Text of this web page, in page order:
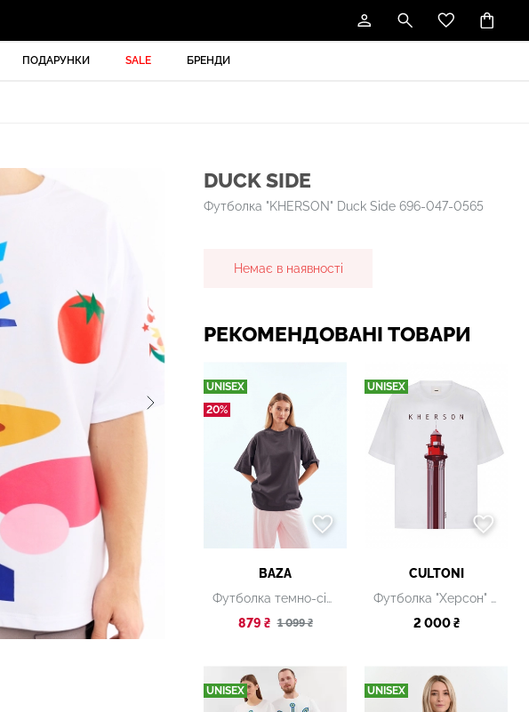
ПОДАРУНКИ SALE БРЕНДИ
DUCK SIDE
Футболка "KHERSON" Duck Side 696-047-0565
Немає в наявності
РЕКОМЕНДОВАНІ ТОВАРИ
UNISEX
20%
BAZA
Футболка темно-сіра
879 ₴ 1 099 ₴
UNISEX
CULTONI
Футболка "Херсон" біла
2 000 ₴
UNISEX UNISEX